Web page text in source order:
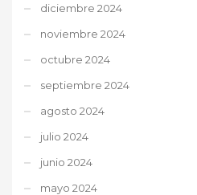
diciembre 2024
noviembre 2024
octubre 2024
septiembre 2024
agosto 2024
julio 2024
junio 2024
mayo 2024